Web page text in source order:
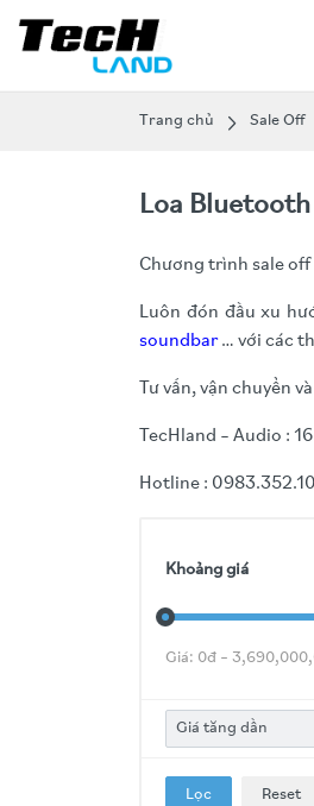
Trang chủ Sale Off
Loa
Chương trình sale off
Luôn đón đầu xu
soundbar… với các
Tư vấn, vận chuyển
TecHland – Audio :
Hotline :
Khoảng giá
Giá: 0đ –
Lọc Reset